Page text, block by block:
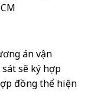
án vận
sẽ ký hợp
đồng thể hiện